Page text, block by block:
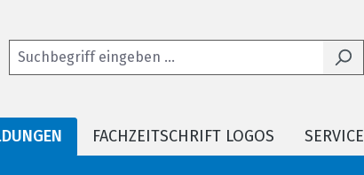
FACHZEITSCHRIFT LOGOS SERVICE